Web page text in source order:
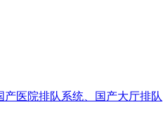
产医院排队系统、国产大厅排队